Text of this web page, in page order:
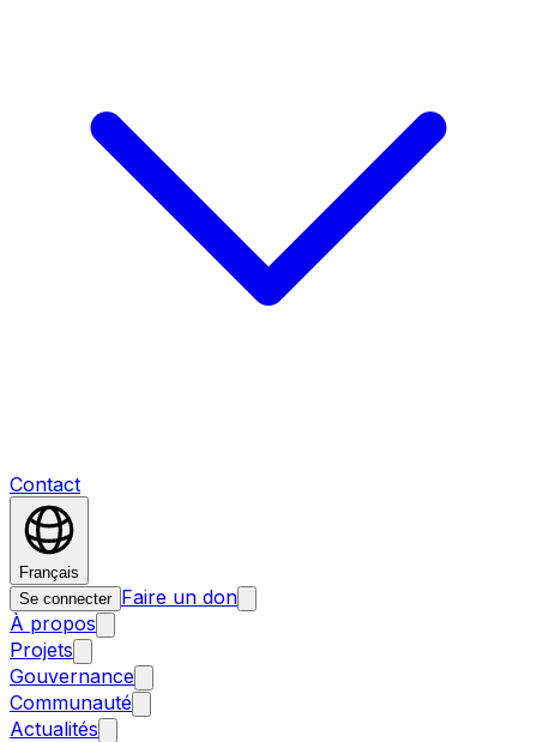
Contact
Français
Se connecter Faire un don
À propos
Projets
Gouvernance
Communauté
Actualités